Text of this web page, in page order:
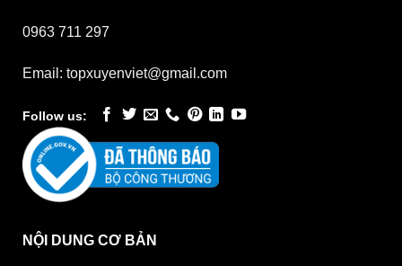
0963 711 297
Email: topxuyenviet@gmail.com
Follow us:
NỘI DUNG CƠ BẢN